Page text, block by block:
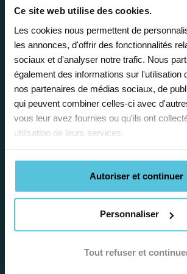
Ce site web utilise des cookies.
Les cookies nous permettent de
les annonces, d'offrir des fonctionnalités
sociaux et d'analyser notre trafic. Nous
également des informations sur l'utilisation
nos partenaires de médias sociaux, de
qui peuvent combiner celles-ci avec
vous leur avez fournies ou qu'ils ont
utilisation de leurs services.
Autoriser et continuer
Personnaliser
Tout refuser et
Enseignez près de chez
vos horaires
Afin de garantir le
accompagnement, nous
emploi du temps en fonction
vos disponibilités et votre
Déléguez vos
administratives